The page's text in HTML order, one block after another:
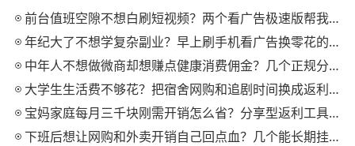
前台值班空隙不想白刷短视频？两个看广告极速版帮我月回血三百块
年纪大了不想学复杂副业？早上刷手机看广告换零花的两个极速版用法
中年人不想做微商却想赚点健康消费佣金？几个正规分享式返利平台排位
大学生生活费不够花？把宿舍网购和追剧时间换成返利零钱的方法
宝妈家庭每月三千块刚需开销怎么省？分享型返利工具这样搭最舒服
下班后想让网购和外卖开销自己回点血？几个能长期挂机的返利入口实测